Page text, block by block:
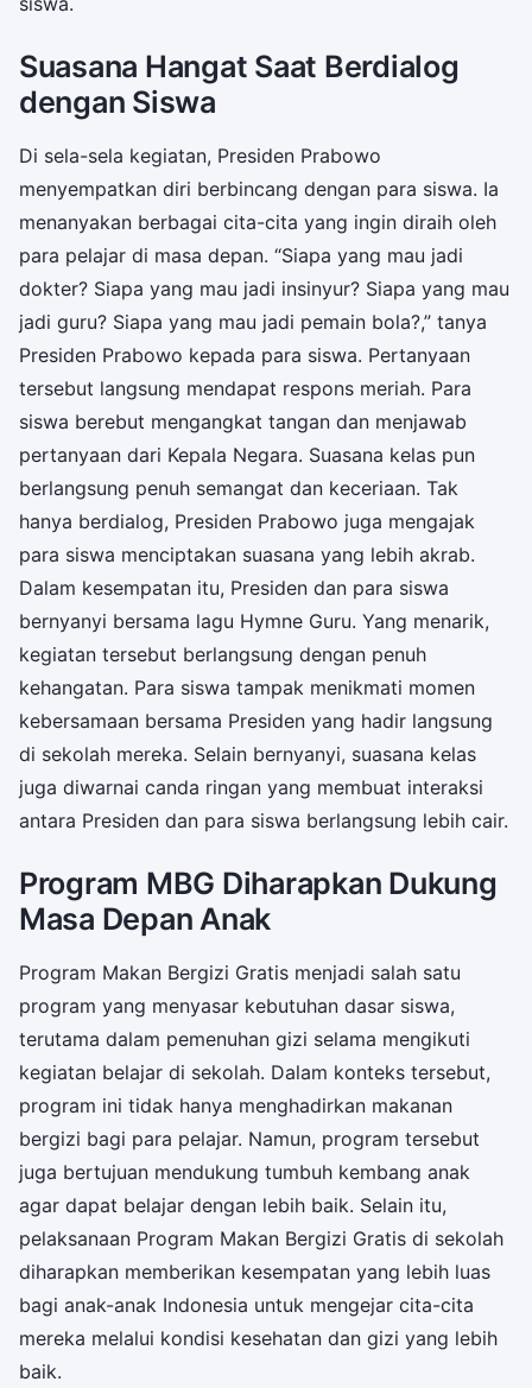
Suasana Hangat Saat Berdialog
dengan Siswa
Di sela-sela kegiatan, Presiden Prabowo
menyempatkan diri berbincang dengan para siswa. Ia
menanyakan berbagai cita-cita yang ingin diraih oleh
para pelajar di masa depan. “Siapa yang mau jadi
dokter? Siapa yang mau jadi insinyur? Siapa yang mau
jadi guru? Siapa yang mau jadi pemain bola?,” tanya
Presiden Prabowo kepada para siswa. Pertanyaan
tersebut langsung mendapat respons meriah. Para
siswa berebut mengangkat tangan dan menjawab
pertanyaan dari Kepala Negara. Suasana kelas pun
berlangsung penuh semangat dan keceriaan. Tak
hanya berdialog, Presiden Prabowo juga mengajak
para siswa menciptakan suasana yang lebih akrab.
Dalam kesempatan itu, Presiden dan para siswa
bernyanyi bersama lagu Hymne Guru. Yang menarik,
kegiatan tersebut berlangsung dengan penuh
kehangatan. Para siswa tampak menikmati momen
kebersamaan bersama Presiden yang hadir langsung
di sekolah mereka. Selain bernyanyi, suasana kelas
juga diwarnai canda ringan yang membuat interaksi
antara Presiden dan para siswa berlangsung lebih cair.
Program MBG Diharapkan Dukung
Masa Depan Anak
Program Makan Bergizi Gratis menjadi salah satu
program yang menyasar kebutuhan dasar siswa,
terutama dalam pemenuhan gizi selama mengikuti
kegiatan belajar di sekolah. Dalam konteks tersebut,
program ini tidak hanya menghadirkan makanan
bergizi bagi para pelajar. Namun, program tersebut
juga bertujuan mendukung tumbuh kembang anak
agar dapat belajar dengan lebih baik. Selain itu,
pelaksanaan Program Makan Bergizi Gratis di sekolah
diharapkan memberikan kesempatan yang lebih luas
bagi anak-anak Indonesia untuk mengejar cita-cita
mereka melalui kondisi kesehatan dan gizi yang lebih
baik.